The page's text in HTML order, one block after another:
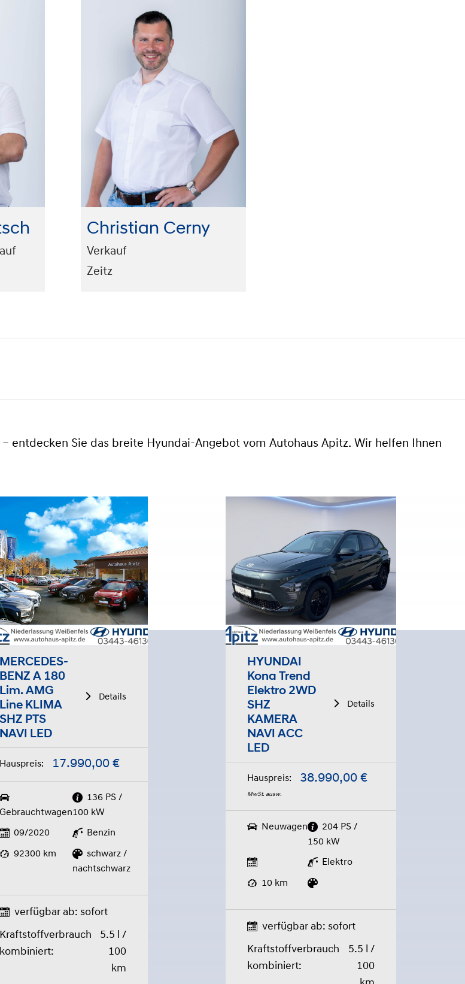
Christian Cerny
Verkauf
Zeitz
entdecken Sie das breite Hyundai-Angebot vom Autohaus Apitz. Wir helfen Ihnen
MERCEDES-
BENZ A 180
Lim. AMG
Line KLIMA
SHZ PTS
NAVI LED
Details
Hauspreis: 17.990,00 €
Gebrauchtwagen
136 PS /
100 kW
09/2020 Benzin
92300 km
schwarz /
nachtschwarz
verfügbar ab: sofort
Kraftstoffverbrauch
kombiniert:
5.5 l /
100
km
HYUNDAI
Kona Trend
Elektro 2WD
SHZ
KAMERA
NAVI ACC
LED
Details
Hauspreis: 38.990,00 €
MwSt. ausw.
Neuwagen
204 PS /
150 kW
Elektro
10 km
verfügbar ab: sofort
Kraftstoffverbrauch
kombiniert:
5.5 l /
100